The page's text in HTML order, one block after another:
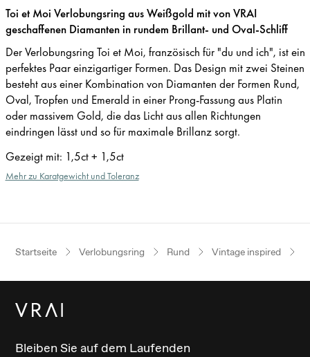
Toi et Moi Verlobungsring aus Weißgold mit von VRAI
geschaffenen Diamanten in rundem Brillant- und Oval-Schliff
Der Verlobungsring Toi et Moi, französisch für "du und ich", ist ein
perfektes Paar einzigartiger Formen. Das Design mit zwei Steinen
besteht aus einer Kombination von Diamanten der Formen Rund,
Oval, Tropfen und Emerald in einer Prong-Fassung aus Platin
oder massivem Gold, die das Licht aus allen Richtungen
eindringen lässt und so für maximale Brillanz sorgt.
Gezeigt mit: 1,5ct + 1,5ct
Mehr zu Karatgewicht und Toleranz
Startseite Verlobungsring Rund Vintage inspired
Bleiben Sie auf dem Laufenden